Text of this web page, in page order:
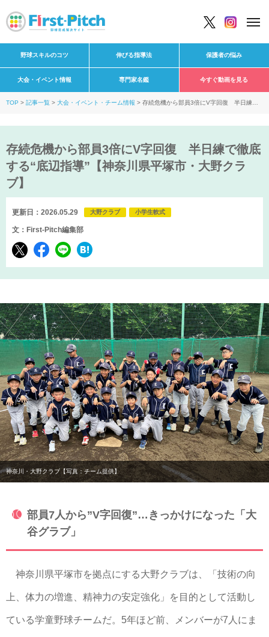
野球スキルのコツ 伸びる指導法 保護者の悩み
大会・イベント情報 専門家名鑑 今すぐ動画を見る
TOP 記事一覧 大会・イベント・チーム情報
存続危機から部員3倍にV字回復 半日練で
存続危機から部員3倍にV字回復 半日練で徹底
する“底辺指導”【神奈川県平塚市・大野クラ
ブ】
更新日：2026.05.29 大野クラブ 小学生軟式
文：First-Pitch編集部
神奈川・大野クラブ【写真：チーム提供】
部員7人から”V字回復”…きっかけになった「大
谷グラブ」
神奈川県平塚市を拠点にする大野クラブは、「技術の向
上、体力の増進、精神力の安定強化」を目的として活動し
ている学童野球チームだ。5年ほど前、メンバーが7人にま